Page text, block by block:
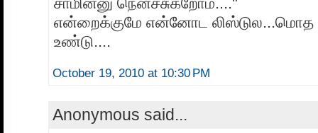
என்றைக்குமே என்னோட லிஸ்டுல...மொத
உண்டு....
October 19, 2010 at 10:30 PM
Anonymous said...